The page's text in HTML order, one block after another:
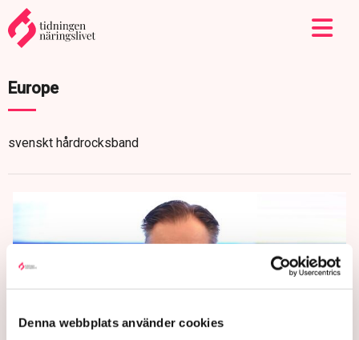
Denna webbplats använder cookies
Europe
svenskt hårdrocksband